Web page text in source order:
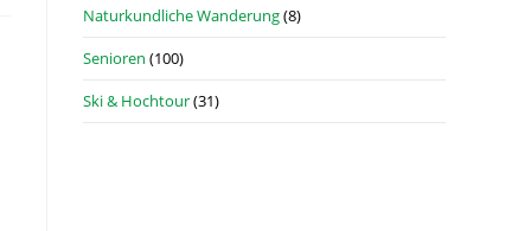
Naturkundliche Wanderung(8)
Senioren (100)
Ski & Hochtour(31)